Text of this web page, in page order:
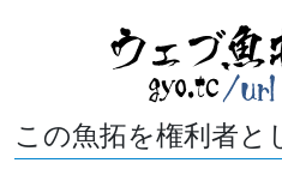
この魚拓を権利者と